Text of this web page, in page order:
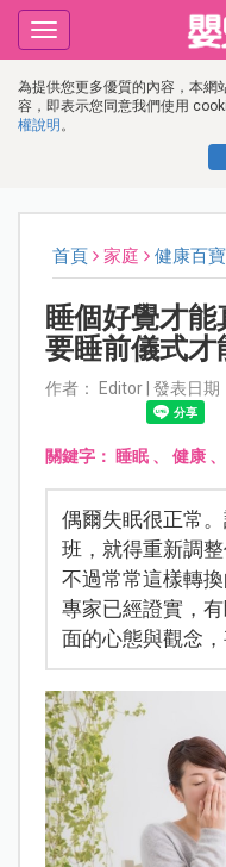
為提供您更多優質的內容，本網
容，即表示您同意我們使用
權說明 。
Toggle
navigation
首頁 家庭 健康百
睡個好覺才
要睡前儀式才
作者： Editor | 發表日
關鍵字： 睡眠、 健康、
偶爾失眠很正常
班，就得重新調
不過常常這樣轉
專家已經證實，
面的心態與觀念，